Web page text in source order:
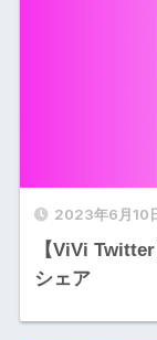
2023年6月10
【ViVi
シェア